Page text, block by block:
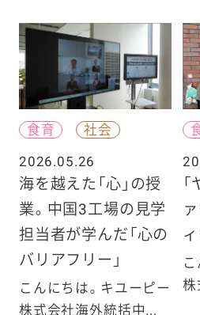
食育
社会
2026.05.26
海を越えた「心」の授
業。中国3工場の見学
担当者が学んだ「心の
バリアフリー」
こんにちは。キユーピー
株式会社海外統括中...
株